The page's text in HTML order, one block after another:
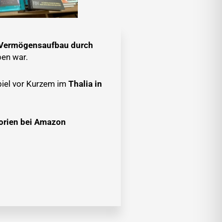
durch
war.
vor Kurzem im Thalia in
bei Amazon